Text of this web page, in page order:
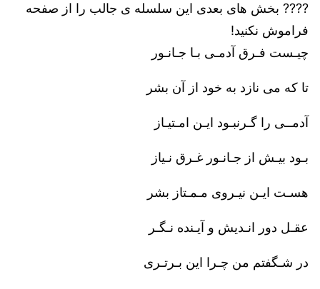
???? بخش های بعدی این سلسله ی جالب را از صفحه
فراموش نکنید!
چیـست فـرق آدمـی بـا جـانـور
تا که می نازد به خود از آن بشر
آدمــی را گـرنبـود ایـن امـتیـاز
بـود بیـش از جـانـور غـرق نـیاز
هسـت ایـن نیـروی مـمـتاز بشر
عقـل دور انـدیش و آیـنده نـگـر
در شـگفتم من چـرا این بـرتـری